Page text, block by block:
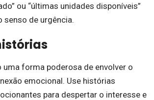
ou “últimas unidades disponíveis”
senso de urgência.
forma poderosa de envolver o
emocional. Use histórias
para despertar o interesse e